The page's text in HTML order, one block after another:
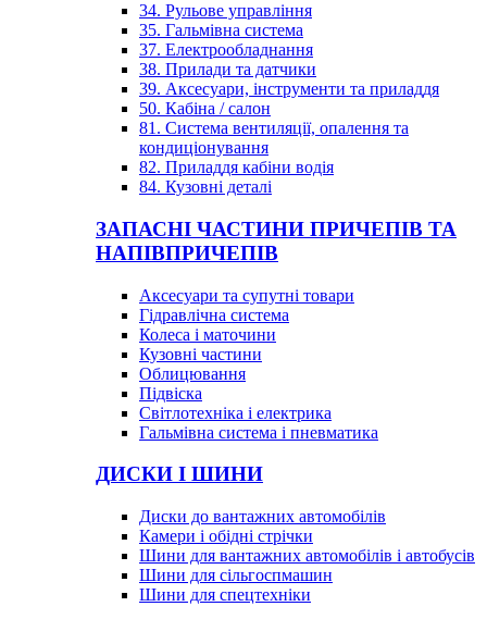
34. Рульове управління
35. Гальмівна система
37. Електрообладнання
38. Прилади та датчики
39. Аксесуари, інструменти та приладдя
50. Кабіна / салон
81. Система вентиляції, опалення та
кондиціонування
82. Приладдя кабіни водія
84. Кузовні деталі
ЗАПАСНІ ЧАСТИНИ ПРИЧЕПІВ ТА
НАПІВПРИЧЕПІВ
Аксесуари та супутні товари
Гідравлічна система
Колеса і маточини
Кузовні частини
Облицювання
Підвіска
Світлотехніка і електрика
Гальмівна система і пневматика
ДИСКИ І ШИНИ
Диски до вантажних автомобілів
Камери і обідні стрічки
Шини для вантажних автомобілів і автобусів
Шини для сільгоспмашин
Шини для спецтехніки